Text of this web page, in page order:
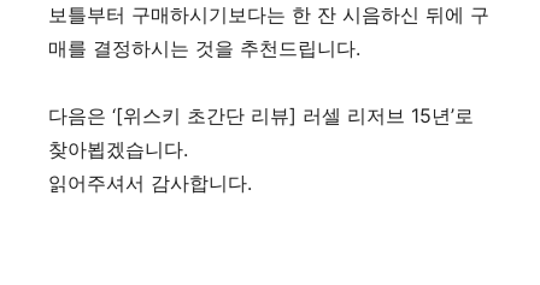
보틀부터 구매하시기보다는 한 잔 시음하신 뒤에 구
매를 결정하시는 것을 추천드립니다.
다음은 ‘[위스키 초간단 리뷰] 러셀 리저브 15년’로
찾아뵙겠습니다.
읽어주셔서 감사합니다.